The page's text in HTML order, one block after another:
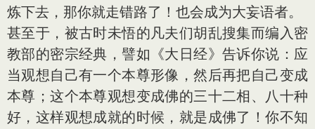
炼下去，那你就走错路了！也会成为大妄语者。
甚至于，被古时未悟的凡夫们胡乱搜集而编入密
教部的密宗经典，譬如《大日经》告诉你说：应
当观想自己有一个本尊形像，然后再把自己变成
本尊；这个本尊观想变成佛的三十二相、八十种
好，这样观想成就的时候，就是成佛了！你不知